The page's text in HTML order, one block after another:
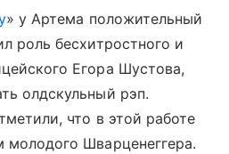
» у Артема положительный
роль бесхитростного и
Егора Шустова,
олдскульный рэп.
что в этой работе
Шварценеггера.